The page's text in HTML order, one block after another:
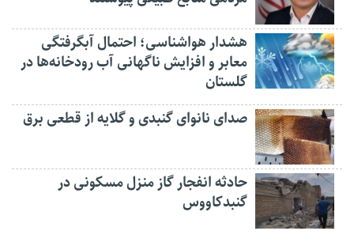
هشدار هواشناسی؛ احتمال آبگرفتگی
معابر و افزایش ناگهانی آب رودخانه‌ها در
گلستان
صدای نانوای گنبدی و گلایه از قطعی برق
حادثه انفجار گاز منزل مسکونی در
گنبدکاووس